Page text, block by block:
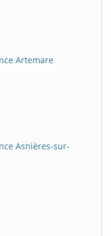
Artemare
Asnières-sur-